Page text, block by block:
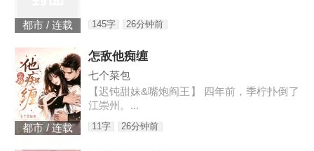
都市 / 连载 145字 26分钟前
都市 / 连载
怎敌他痴缠
七个菜包
【迟钝甜妹&嘴炮阎王】 四年前，季柠扑倒了
江崇州。...
11字 26分钟前